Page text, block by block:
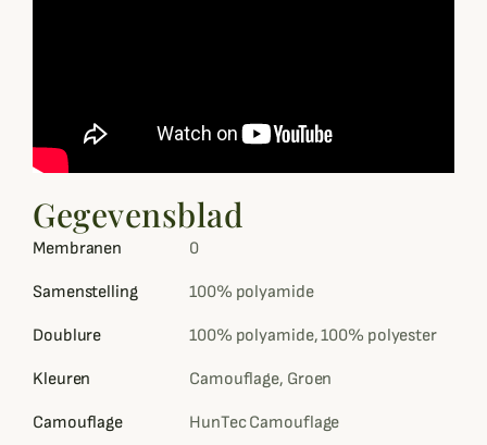
Gegevensblad
Membranen 0
Samenstelling 100% polyamide
Doublure 100% polyamide, 100% polyester
Kleuren Camouflage, Groen
Camouflage HunTec Camouflage